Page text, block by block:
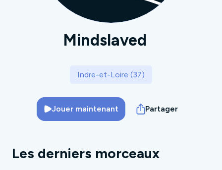
Mindslaved
Indre-et-Loire (37)
Jouer maintenant Partager
Les derniers morceaux